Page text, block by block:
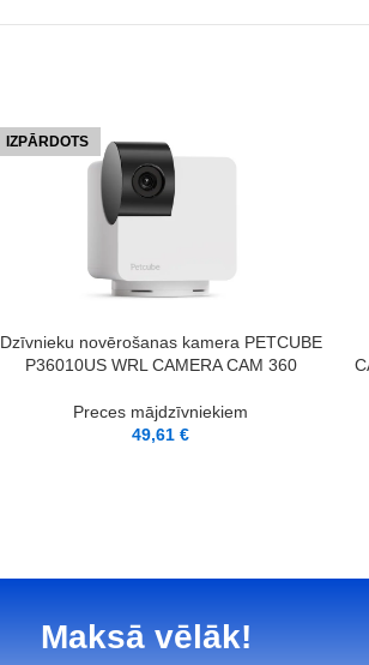
IZPĀRDOTS
LASĪT VAIRĀK
Dzīvnieku novērošanas kamera PETCUBE
P36010US WRL CAMERA CAM 360
Preces mājdzīvniekiem
49,61 €
Maksā vēlāk!